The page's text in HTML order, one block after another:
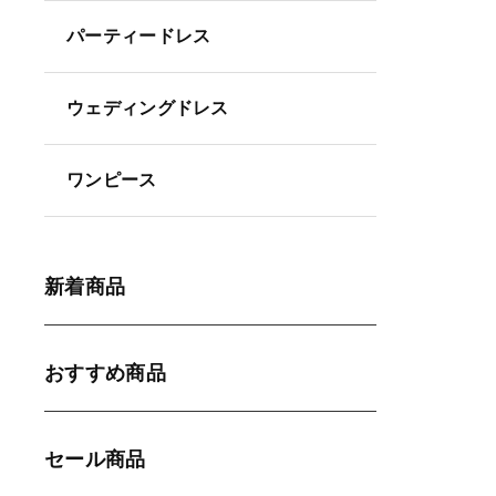
パーティードレス
ウェディングドレス
ワンピース
新着商品
おすすめ商品
セール商品